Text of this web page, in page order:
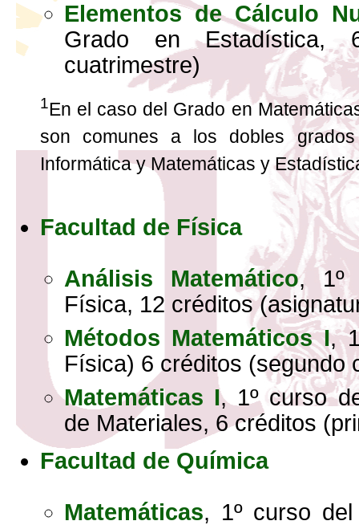
Elementos de Cálculo
Grado en Estadística,
cuatrimestre)
1En el caso del Grado en
son comunes a los dobles
Informática y Matemáticas y
Facultad de Física
Análisis Matemático, 1º
Física, 12 créditos
Métodos Matemáticos I,
Física) 6 créditos (segundo
Matemáticas I, 1º curso
de Materiales, 6 créditos
Facultad de Química
Matemáticas, 1º curso